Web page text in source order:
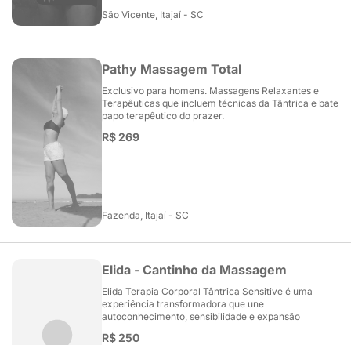
São Vicente, Itajaí - SC
Pathy Massagem Total
Exclusivo para homens. Massagens Relaxantes e
Terapêuticas que incluem técnicas da Tântrica e bate
papo terapêutico do prazer.
R$ 269
Fazenda, Itajaí - SC
Elida - Cantinho da Massagem
Elida Terapia Corporal Tântrica Sensitive é uma
experiência transformadora que une
autoconhecimento, sensibilidade e expansão
R$ 250